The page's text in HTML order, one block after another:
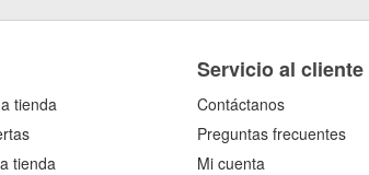
tienda
tienda
Servicio al cliente
Contáctanos
Preguntas frecuentes
Mi cuenta